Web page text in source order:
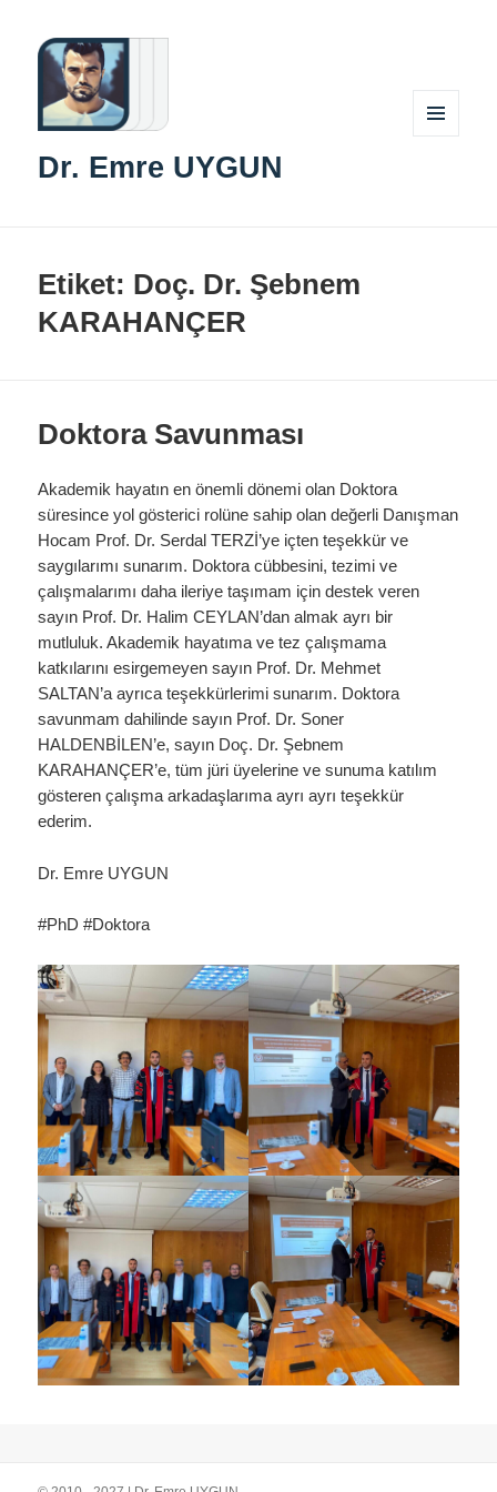
Dr. Emre UYGUN
Etiket: Doç. Dr. Şebnem
KARAHANÇER
Doktora Savunması
Akademik hayatın en önemli dönemi olan Doktora
süresince yol gösterici rolüne sahip olan değerli Danışman
Hocam Prof. Dr. Serdal TERZİ’ye içten teşekkür ve
saygılarımı sunarım. Doktora cübbesini, tezimi ve
çalışmalarımı daha ileriye taşımam için destek veren
sayın Prof. Dr. Halim CEYLAN’dan almak ayrı bir
mutluluk. Akademik hayatıma ve tez çalışmama
katkılarını esirgemeyen sayın Prof. Dr. Mehmet
SALTAN’a ayrıca teşekkürlerimi sunarım. Doktora
savunmam dahilinde sayın Prof. Dr. Soner
HALDENBİLEN’e, sayın Doç. Dr. Şebnem
KARAHANÇER’e, tüm jüri üyelerine ve sunuma katılım
gösteren çalışma arkadaşlarıma ayrı ayrı teşekkür
ederim.
Dr. Emre UYGUN
#PhD #Doktora